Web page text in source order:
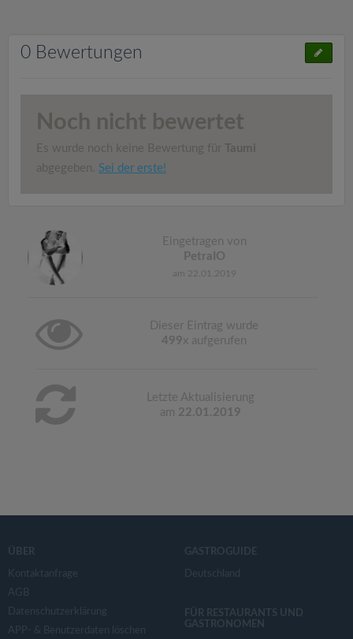
0 Bewertungen
Noch nicht bewertet
Es wurde noch keine Bewertung für
Taumi
abgegeben. Sei der erste!
Eingetragen von
PetraIO
am 22.01.2019
Dieser Eintrag wurde
499x aufgerufen
Letzte Aktualisierung
am 22.01.2019
ÜBER
Kontaktanfrage
AGB
Datenschutzerklärung
APP- & Benutzerdaten löschen
GASTROGUIDE
Deutschland
FÜR RESTAURANTS UND
GASTRONOMEN